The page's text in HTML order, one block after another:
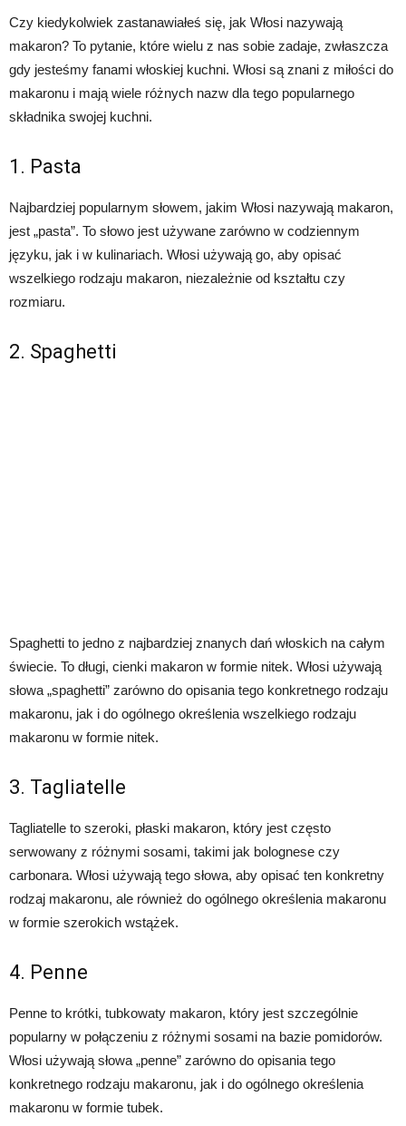
Czy kiedykolwiek zastanawiałeś się, jak Włosi nazywają
makaron? To pytanie, które wielu z nas sobie zadaje, zwłaszcza
gdy jesteśmy fanami włoskiej kuchni. Włosi są znani z miłości do
makaronu i mają wiele różnych nazw dla tego popularnego
składnika swojej kuchni.
1. Pasta
Najbardziej popularnym słowem, jakim Włosi nazywają makaron,
jest „pasta”. To słowo jest używane zarówno w codziennym
języku, jak i w kulinariach. Włosi używają go, aby opisać
wszelkiego rodzaju makaron, niezależnie od kształtu czy
rozmiaru.
2. Spaghetti
Spaghetti to jedno z najbardziej znanych dań włoskich na całym
świecie. To długi, cienki makaron w formie nitek. Włosi używają
słowa „spaghetti” zarówno do opisania tego konkretnego rodzaju
makaronu, jak i do ogólnego określenia wszelkiego rodzaju
makaronu w formie nitek.
3. Tagliatelle
Tagliatelle to szeroki, płaski makaron, który jest często
serwowany z różnymi sosami, takimi jak bolognese czy
carbonara. Włosi używają tego słowa, aby opisać ten konkretny
rodzaj makaronu, ale również do ogólnego określenia makaronu
w formie szerokich wstążek.
4. Penne
Penne to krótki, tubkowaty makaron, który jest szczególnie
popularny w połączeniu z różnymi sosami na bazie pomidorów.
Włosi używają słowa „penne” zarówno do opisania tego
konkretnego rodzaju makaronu, jak i do ogólnego określenia
makaronu w formie tubek.